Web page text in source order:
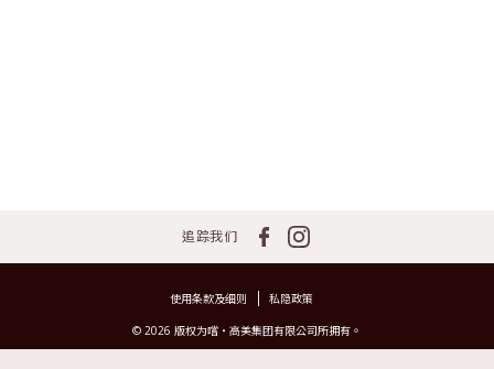
追踪我们
© 2026 版权为嚐‧高美集团有限公司所拥有。
使用条款及细则 私隐政策